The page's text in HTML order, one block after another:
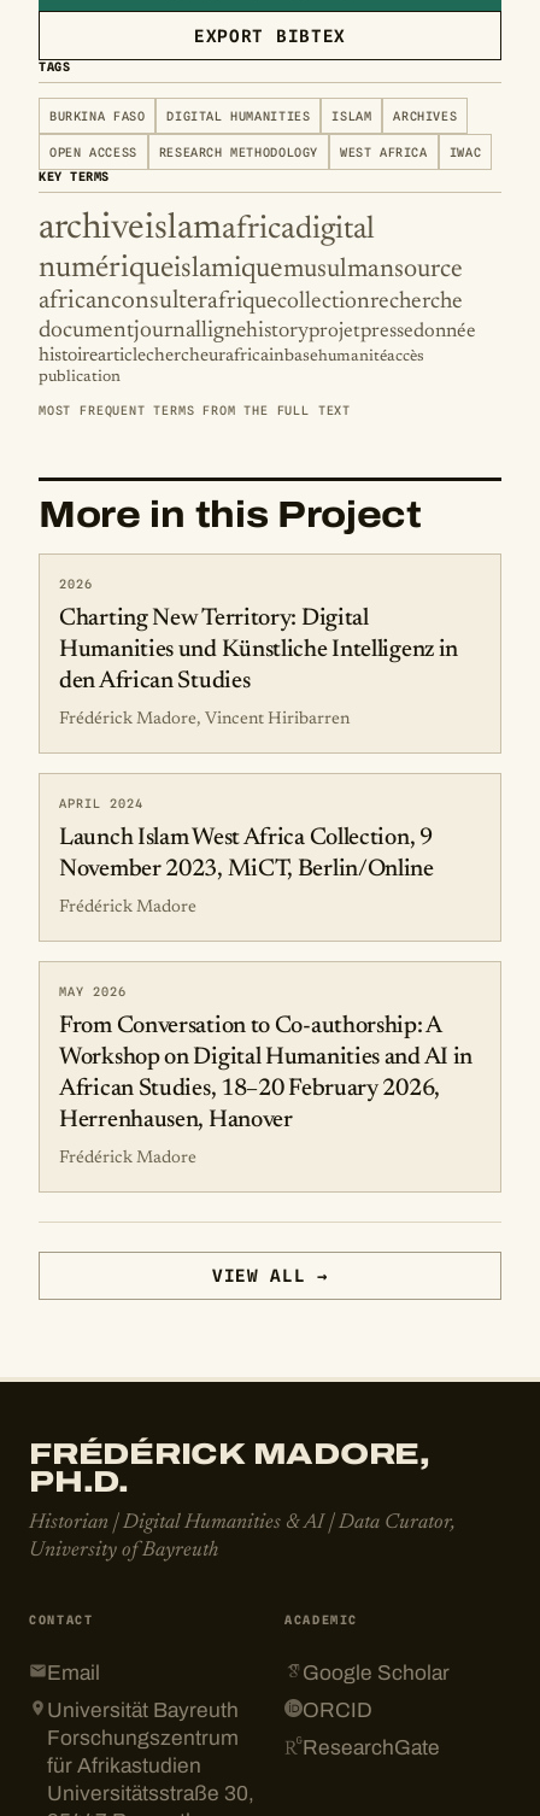
EXPORT BIBTEX
TAGS
BURKINA FASO DIGITAL HUMANITIES ISLAM ARCHIVES
OPEN ACCESS RESEARCH METHODOLOGY WEST AFRICA
IWAC
KEY TERMS
archiveislamafricadigital
numériqueislamiquemusulmansource
africanconsulterafriquecollectionrecherche
documentjournallignehistoryprojetpressedonnée
histoirearticlechercheurafricainbasehumanitéaccès
publication
MOST FREQUENT TERMS FROM THE FULL TEXT
More in this Project
2026
Charting New Territory: Digital
Humanities und Künstliche Intelligenz in
den African Studies
Frédérick Madore, Vincent Hiribarren
APRIL 2024
Launch Islam West Africa Collection, 9
November 2023, MiCT, Berlin/Online
Frédérick Madore
MAY 2026
From Conversation to Co-authorship: A
Workshop on Digital Humanities and AI in
African Studies, 18–20 February 2026,
Herrenhausen, Hanover
Frédérick Madore
VIEW ALL →
FRÉDÉRICK MADORE,
PH.D.
Historian | Digital Humanities & AI | Data Curator,
University of Bayreuth
CONTACT
Email
Universität Bayreuth
Forschungszentrum
für Afrikastudien
Universitätsstraße 30,
ACADEMIC
Google Scholar
ORCID
ResearchGate